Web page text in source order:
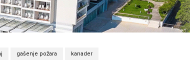
gašenje požara kanader